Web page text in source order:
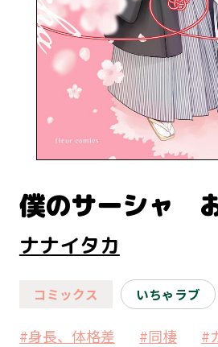
僕のサーシャ
ナナイタカ
コミックス いちゃラブ
#身長、体格差 #同棲
#